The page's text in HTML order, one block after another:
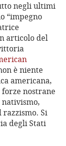
negli ultimi
“impegno
articolo del
è niente
americana,
nostrane
razzismo. Si
degli Stati